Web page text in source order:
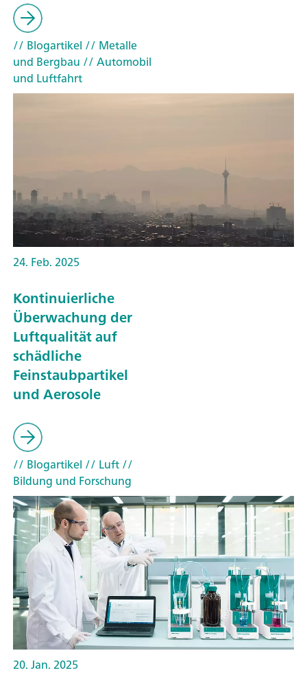
// Blogartikel // Metalle
und Bergbau // Automobil
und Luftfahrt
24. Feb. 2025
Kontinuierliche
Überwachung der
Luftqualität auf
schädliche
Feinstaubpartikel
und Aerosole
// Blogartikel // Luft//
Bildung und Forschung
20. Jan. 2025